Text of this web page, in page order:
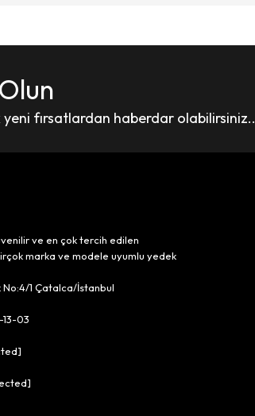
fırsatlardan haberdar olabilirsiniz..
ve en çok tercih edilen
marka ve modele uyumlu yedek
No:4/1 Çatalca/İstanbul
03